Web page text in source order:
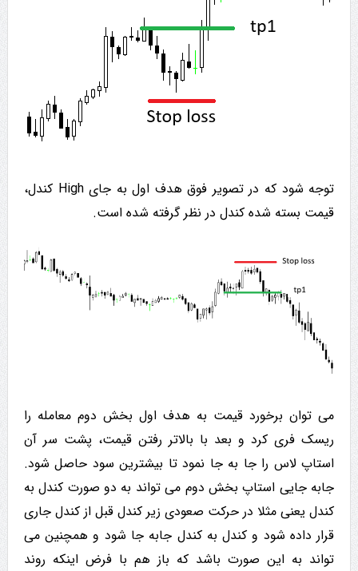
توجه شود که در تصویر فوق هدف اول به جای High کندل،
قیمت بسته شده کندل در نظر گرفته شده است.
می توان برخورد قیمت به هدف اول بخش دوم معامله را
ریسک فری کرد و بعد با بالاتر رفتن قیمت، پشت سر آن
استاپ لاس را جا به جا نمود تا بیشترین سود حاصل شود.
جابه جایی استاپ بخش دوم می تواند به دو صورت کندل به
کندل یعنی مثلا در حرکت صعودی زیر کندل قبل از کندل جاری
قرار داده شود و کندل به کندل جابه جا شود و همچنین می
تواند به این صورت باشد که باز هم با فرض اینکه روند